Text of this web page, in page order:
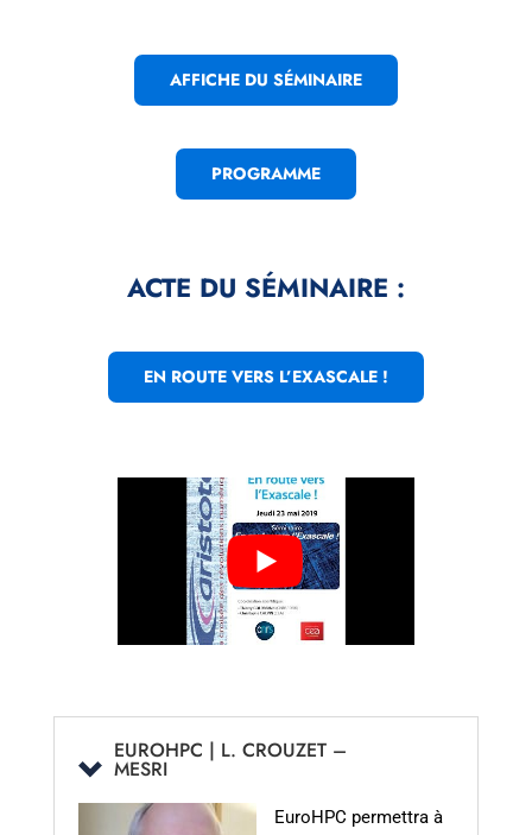
AFFICHE DU SÉMINAIRE
PROGRAMME
ACTE DU SÉMINAIRE :
EN ROUTE VERS L’EXASCALE !
EUROHPC | L. CROUZET –
MESRI
EuroHPC permettra à